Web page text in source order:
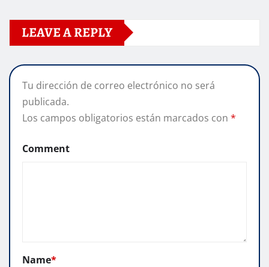
LEAVE A REPLY
Tu dirección de correo electrónico no será
publicada.
Los campos obligatorios están marcados con *
Comment
Name*